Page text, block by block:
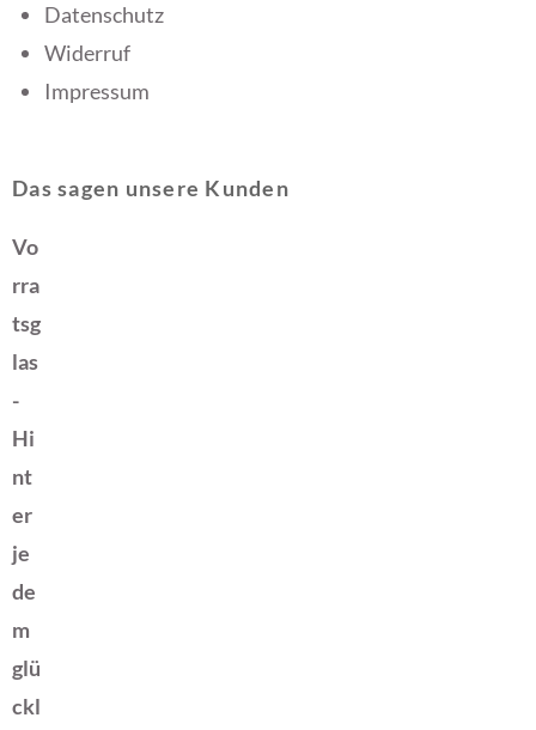
Datenschutz
Widerruf
Impressum
Das sagen unsere Kunden
Vo
rra
tsg
las
-
Hi
nt
er
je
de
m
glü
ckl